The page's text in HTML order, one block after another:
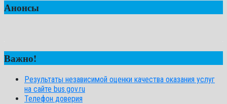
Анонсы
Важно!
Результаты независимой оценки качества оказания услуг
на сайте bus.gov.ru
Телефон доверия